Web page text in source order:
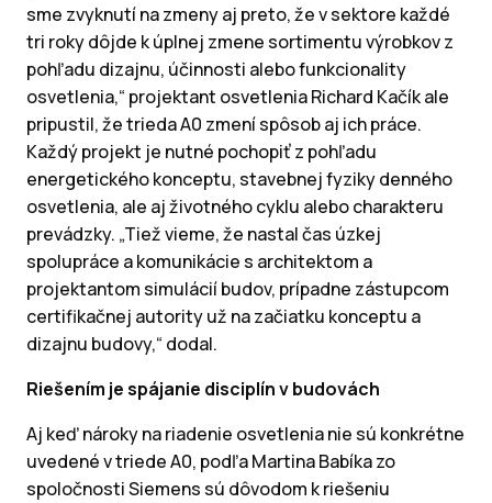
sme zvyknutí na zmeny aj preto, že v sektore každé
tri roky dôjde k úplnej zmene sortimentu výrobkov z
pohľadu dizajnu, účinnosti alebo funkcionality
osvetlenia,“ projektant osvetlenia Richard Kačík ale
pripustil, že trieda A0 zmení spôsob aj ich práce.
Každý projekt je nutné pochopiť z pohľadu
energetického konceptu, stavebnej fyziky denného
osvetlenia, ale aj životného cyklu alebo charakteru
prevádzky. „Tiež vieme, že nastal čas úzkej
spolupráce a komunikácie s architektom a
projektantom simulácií budov, prípadne zástupcom
certifikačnej autority už na začiatku konceptu a
dizajnu budovy,“ dodal.
Riešením je spájanie disciplín v budovách
Aj keď nároky na riadenie osvetlenia nie sú konkrétne
uvedené v triede A0, podľa Martina Babíka zo
spoločnosti Siemens sú dôvodom k riešeniu